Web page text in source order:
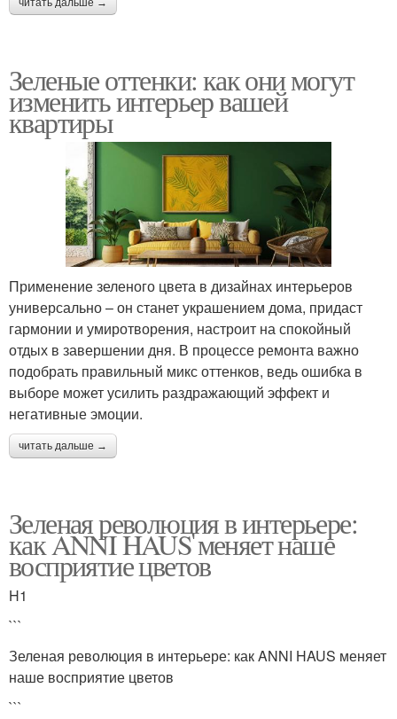
Зеленые оттенки: как они могут
изменить интерьер вашей
квартиры
Применение зеленого цвета в дизайнах интерьеров
универсально – он станет украшением дома, придаст
гармонии и умиротворения, настроит на спокойный
отдых в завершении дня. В процессе ремонта важно
подобрать правильный микс оттенков, ведь ошибка в
выборе может усилить раздражающий эффект и
негативные эмоции.
читать дальше →
Зеленая революция в интерьере:
как ANNI HAUS меняет наше
восприятие цветов
H1
```
Зеленая революция в интерьере: как ANNI HAUS меняет
наше восприятие цветов
```